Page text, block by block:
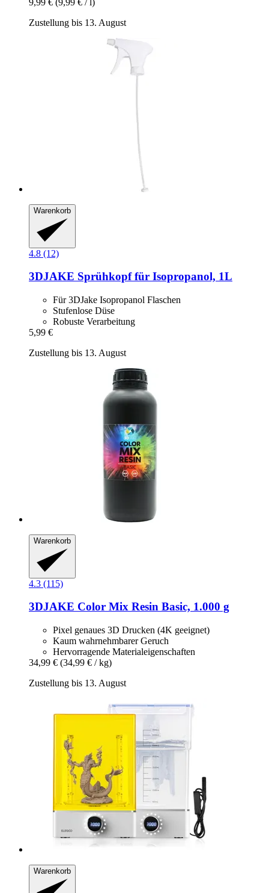
9,99 € (9,99 € / l)
Zustellung bis 13. August
Warenkorb
4.8 (12)
3DJAKE Sprühkopf für Isopropanol, 1L
Für 3DJake Isopropanol Flaschen
Stufenlose Düse
Robuste Verarbeitung
5,99 €
Zustellung bis 13. August
Warenkorb
4.3 (115)
3DJAKE Color Mix Resin Basic, 1.000 g
Pixel genaues 3D Drucken (4K geeignet)
Kaum wahrnehmbarer Geruch
Hervorragende Materialeigenschaften
34,99 € (34,99 € / kg)
Zustellung bis 13. August
Warenkorb